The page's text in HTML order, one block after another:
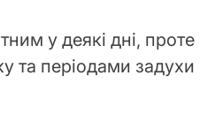
у деякі дні, проте
та періодами задухи